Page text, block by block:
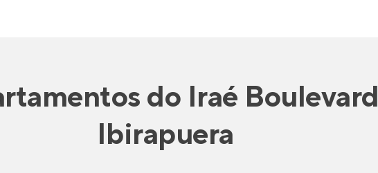
do Iraé Boulevard
Ibirapuera